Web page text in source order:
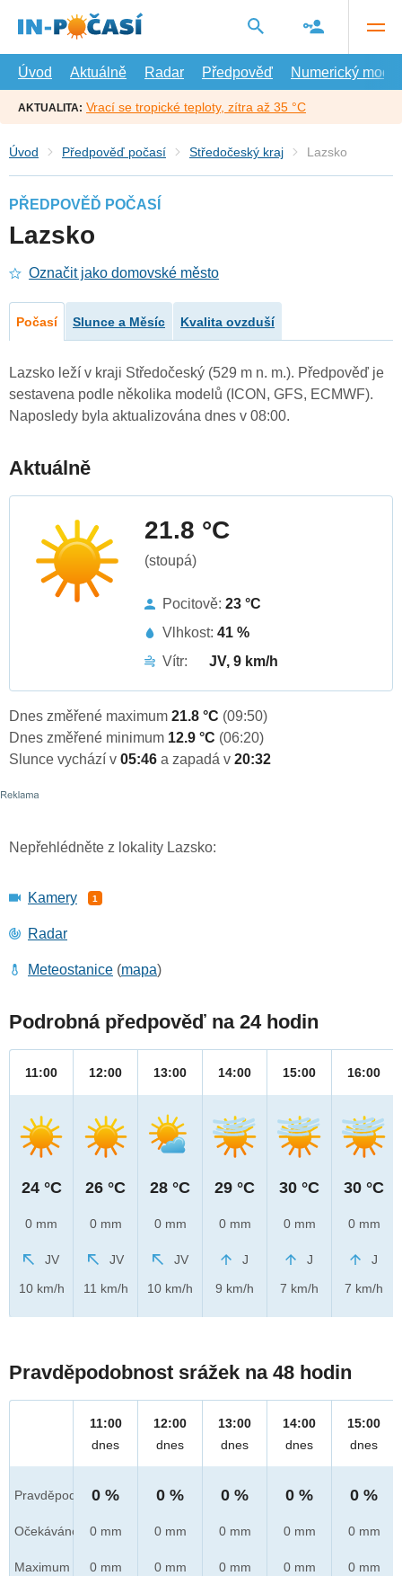
hlavní
Úvod
Aktuálně Radar Předpověď Numerický model
AKTUALITA: Vrací se tropické teploty, zítra až 35 °C
Úvod Předpověď počasí Středočeský kraj Lazsko
PŘEDPOVĚĎ POČASÍ
Lazsko
Označit jako domovské město
Počasí Slunce a Měsíc Kvalita ovzduší
Lazsko leží v kraji Středočeský (529 m n. m.). Předpověď je
sestavena podle několika modelů (ICON, GFS, ECMWF).
Naposledy byla aktualizována dnes v 08:00.
Aktuálně
21.8 °C
(stoupá)
Pocitově: 23 °C
Vlhkost: 41 %
Vítr:
JV, 9 km/h
Dnes změřené maximum 21.8 °C (09:50)
Dnes změřené minimum 12.9 °C (06:20)
Slunce vychází v 05:46 a zapadá v 20:32
Nepřehlédněte z lokality Lazsko:
Kamery 1
Radar
Meteostanice (mapa)
Podrobná předpověď na 24 hodin
11:00
24 °C
0 mm
JV
10 km/h
12:00
26 °C
0 mm
JV
11 km/h
13:00
28 °C
0 mm
JV
10 km/h
14:00
29 °C
0 mm
J
9 km/h
15:00
30 °C
0 mm
J
7 km/h
16:00
30 °C
0 mm
J
7 km/h
Pravděpodobnost srážek na 48 hodin
Pravděpod.
Očekáváno
Maximum
11:00
dnes
0 %
0 mm
0 mm
12:00
dnes
0 %
0 mm
0 mm
13:00
dnes
0 %
0 mm
0 mm
14:00
dnes
0 %
0 mm
0 mm
15:00
dnes
0 %
0 mm
0 mm